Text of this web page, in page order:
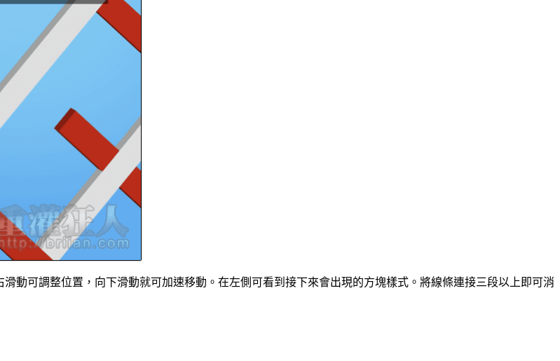
動可調整位置，向下滑動就可加速移動。在左側可看到接下來會出現的方塊樣式。將線條連接三段以上即可消